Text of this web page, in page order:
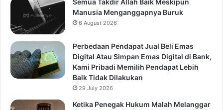
Semua Takdir Allah Baik Meskipun
Manusia Menganggapnya Buruk
6 August 2026
Perbedaan Pendapat Jual Beli Emas
Digital Atau Simpan Emas Digital di Bank,
Kami Pribadi Memilih Pendapat Lebih
Baik Tidak Dilakukan
29 July 2026
Ketika Penegak Hukum Malah Melanggar